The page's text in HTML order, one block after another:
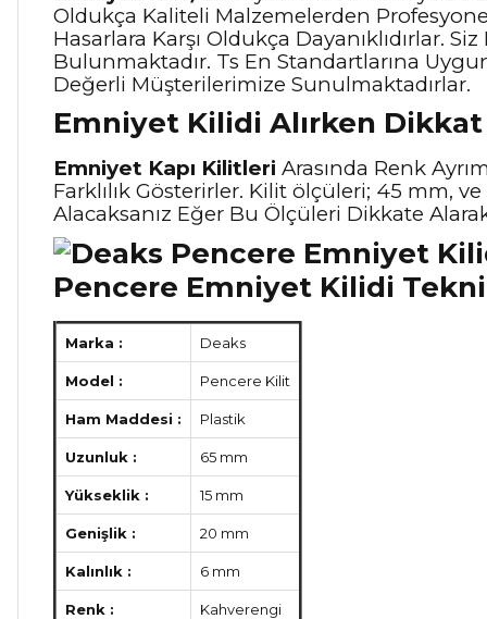
Oldukça Kaliteli Malzemelerden
Hasarlara Karşı Oldukça Dayanıklıdırlar.
Bulunmaktadır. Ts En Standartlarına
Değerli Müşterilerimize Sunulmaktadırlar.
Emniyet Kilidi Alırken
Emniyet Kapı Kilitleri Arasında Renk
Farklılık Gösterirler. Kilit ölçüleri; 45 mm, ve
Alacaksanız Eğer Bu Ölçüleri Dikkate
Pencere Emniyet Kilidi
Marka : Deaks
Model : Pencere Kilit
Ham Maddesi : Plastik
Uzunluk : 65 mm
Yükseklik : 15 mm
Genişlik : 20 mm
Kalınlık : 6 mm
Renk : Kahverengi